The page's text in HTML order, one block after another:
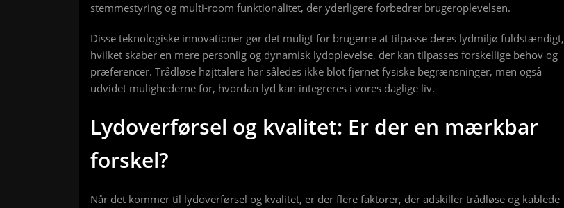
stemmestyring og multi-room funktionalitet, der yderligere forbedrer brugeroplevelsen.
Disse teknologiske innovationer gør det muligt for brugerne at tilpasse deres lydmiljø fuldstændigt,
hvilket skaber en mere personlig og dynamisk lydoplevelse, der kan tilpasses forskellige behov og
præferencer. Trådløse højttalere har således ikke blot fjernet fysiske begrænsninger, men også
udvidet mulighederne for, hvordan lyd kan integreres i vores daglige liv.
Lydoverførsel og kvalitet: Er der en mærkbar
forskel?
Når det kommer til lydoverførsel og kvalitet, er der flere faktorer, der adskiller trådløse og kablede